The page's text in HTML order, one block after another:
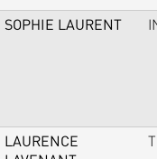
SOPHIE LAURENT
LAURENCE